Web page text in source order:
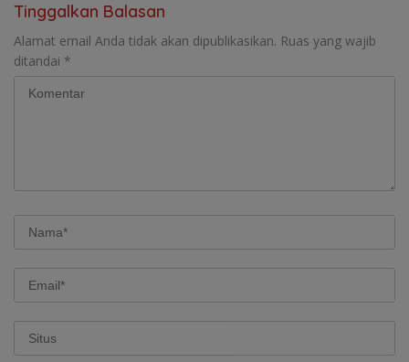
Tinggalkan Balasan
Alamat email Anda tidak akan dipublikasikan. Ruas yang wajib
ditandai *